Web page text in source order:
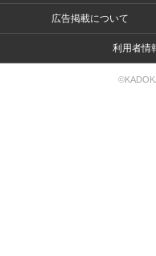
広告掲載について
利用者情